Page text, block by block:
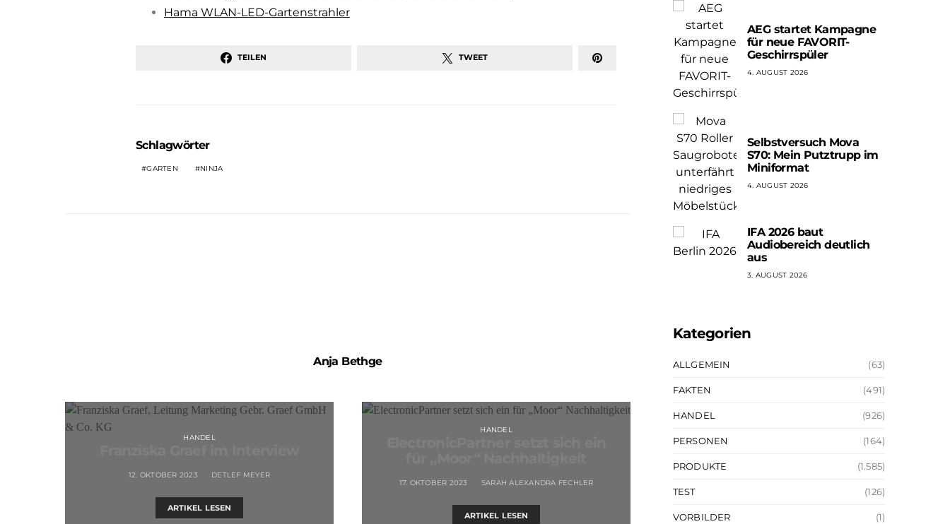
Hama WLAN-LED-Gartenstrahler
TEILEN TWEET
Schlagwörter
GARTEN NINJA
Anja Bethge
HANDEL
12. OKTOBER 2023 DETLEF MEYER
ARTIKEL LESEN
HANDEL
17. OKTOBER 2023 SARAH ALEXANDRA FECHLER
ARTIKEL LESEN
AEG startet Kampagne
für neue FAVORIT-
Geschirrspüler
4. AUGUST 2026
Selbstversuch Mova
S70: Mein Putztrupp im
Miniformat
4. AUGUST 2026
IFA 2026 baut
Audiobereich deutlich
aus
3. AUGUST 2026
Kategorien
ALLGEMEIN (63)
FAKTEN (491)
HANDEL (926)
PERSONEN (164)
PRODUKTE (1.585)
TEST (126)
VORBILDER (1)